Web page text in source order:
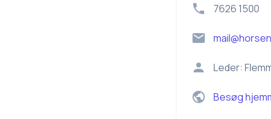
7626 1500
Leder:
Besøg